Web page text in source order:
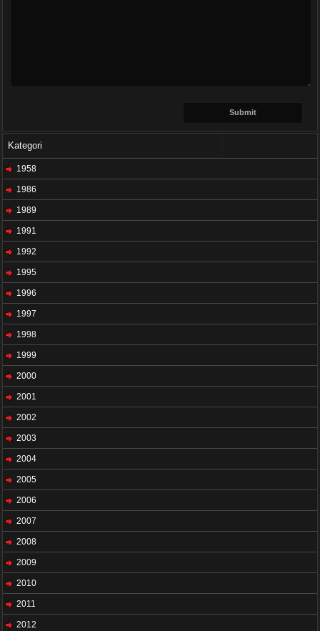
Kategori
1958
1986
1989
1991
1992
1995
1996
1997
1998
1999
2000
2001
2002
2003
2004
2005
2006
2007
2008
2009
2010
2011
2012